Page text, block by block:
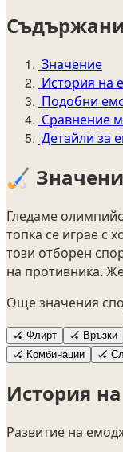
Значение
История на
Подобни
Сравнение
Детайли за
🏑
Гледаме
топка се играе с
този отборен
на противника.
Още значения
🏑 Флирт 🏑 Връзки
🏑 Комбинации 🏑
История
Развитие на